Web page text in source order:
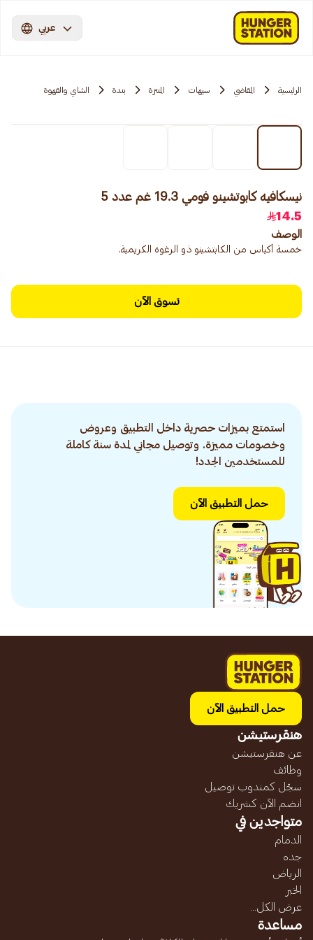
عربي
الرئيسية المقاضي سيهات المنتزة بندة الشاي والقهوة
نيسكافيه كابوتشينو فومي 19.3 غم عدد 5
14.5
الوصف
خمسة أكياس من الكابتشينو ذو الرغوة الكريمية.
تسوق الآن
استمتع بميزات حصرية داخل التطبيق وعروض
وخصومات مميزة. وتوصيل مجاني لمدة سنة كاملة
للمستخدمين الجدد!
حمل التطبيق الآن
حمل التطبيق الآن
هنقرستيشن
عن هنقرستيشن
وظائف
سجّل كمندوب توصيل
انضم الآن كشريك
متواجدين في
الدمام
جده
الرياض
الخبر
عرض الكل...
مساعدة